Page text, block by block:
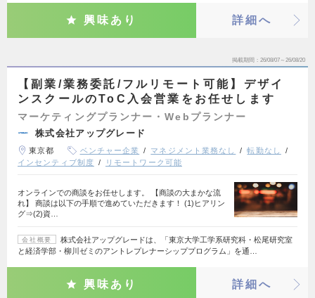
興味あり 詳細へ
掲載期間 26/08/07～26/08/20
【副業/業務委託/フルリモート可能】デザイ
ンスクールのToC入会営業をお任せします
マーケティングプランナー・Webプランナー
株式会社アップグレード
東京都 ベンチャー企業 マネジメント業務なし
転勤なし
インセンティブ制度
リモートワーク可能
オンラインでの商談をお任せします。 【商談の大まかな流
れ】 商談は以下の手順で進めていただきます！ (1)ヒアリン
グ⇒(2)資…
会社概要
株式会社アップグレードは、「東京大学工学系研究科・松尾研究室
と経済学部・柳川ゼミのアントレプレナーシッププログラム」を通…
興味あり 詳細へ